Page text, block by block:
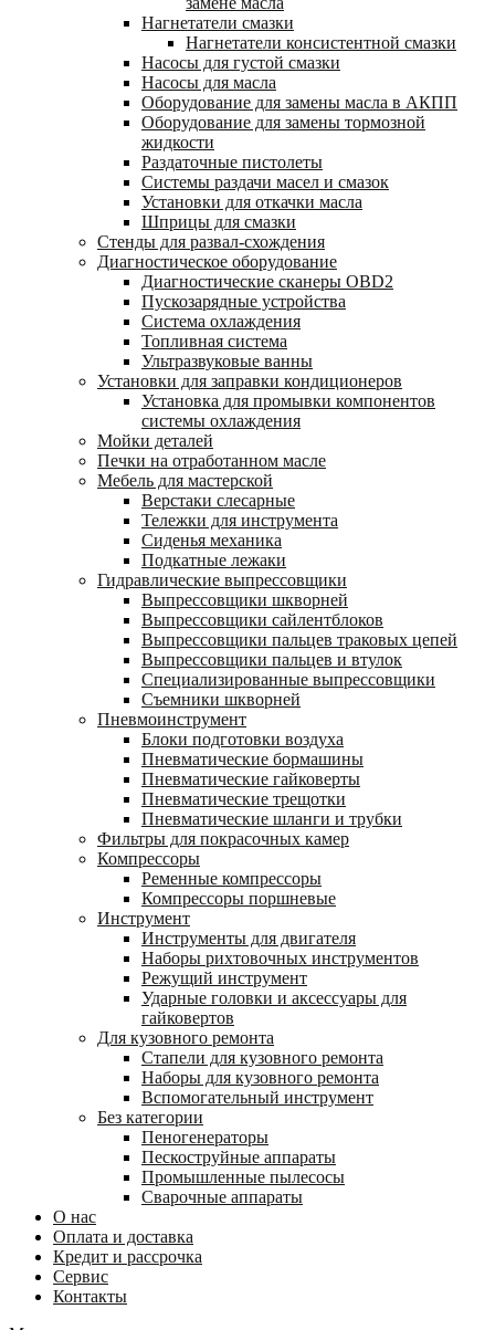
Нагнетатели смазки
Нагнетатели консистентной смазки
Насосы для густой смазки
Насосы для масла
Оборудование для замены масла в АКПП
Оборудование для замены тормозной
жидкости
Раздаточные пистолеты
Системы раздачи масел и смазок
Установки для откачки масла
Шприцы для смазки
Стенды для развал-схождения
Диагностическое оборудование
Диагностические сканеры OBD2
Пускозарядные устройства
Система охлаждения
Топливная система
Ультразвуковые ванны
Установки для заправки кондиционеров
Установка для промывки компонентов
системы охлаждения
Мойки деталей
Печки на отработанном масле
Мебель для мастерской
Верстаки слесарные
Тележки для инструмента
Сиденья механика
Подкатные лежаки
Гидравлические выпрессовщики
Выпрессовщики шкворней
Выпрессовщики сайлентблоков
Выпрессовщики пальцев траковых цепей
Выпрессовщики пальцев и втулок
Специализированные выпрессовщики
Cъемники шкворней
Пневмоинструмент
Блоки подготовки воздуха
Пневматические бормашины
Пневматические гайковерты
Пневматические трещотки
Пневматические шланги и трубки
Фильтры для покрасочных камер
Компрессоры
Ременные компрессоры
Компрессоры поршневые
Инструмент
Инструменты для двигателя
Наборы рихтовочных инструментов
Режущий инструмент
Ударные головки и аксессуары для
гайковертов
Для кузовного ремонта
Стапели для кузовного ремонта
Наборы для кузовного ремонта
Вспомогательный инструмент
Без категории
Пеногенераторы
Пескоструйные аппараты
Промышленные пылесосы
Сварочные аппараты
О нас
Оплата и доставка
Кредит и рассрочка
Сервис
Контакты